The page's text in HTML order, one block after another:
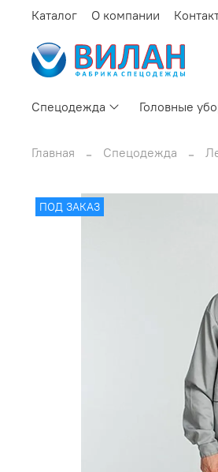
Каталог О компании
Спецодежда Головные
Главная Спецодежда
ПОД ЗАКАЗ